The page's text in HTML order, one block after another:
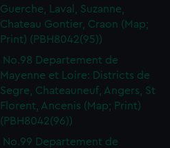
Guerche, Laval, Suzanne,
Chateau Gontier, Craon (Map;
Print) (PBH8042(95))
No.98 Departement de
Mayenne et Loire: Districts de
Segre, Chateauneuf, Angers, St
Florent, Ancenis (Map; Print)
(PBH8042(96))
No.99 Departement de